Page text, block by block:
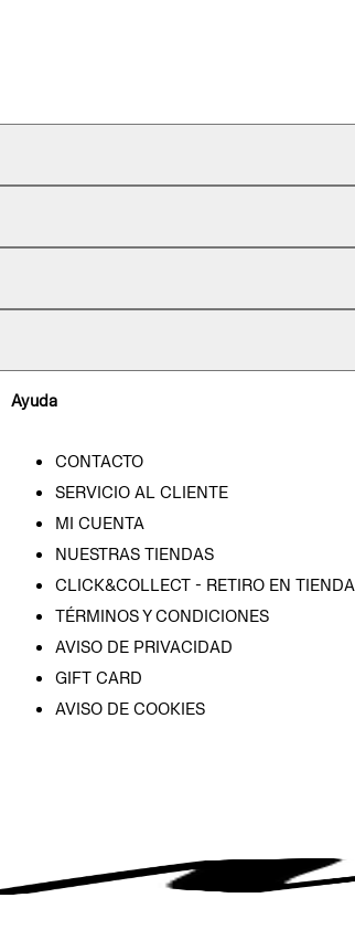
Ayuda
CONTACTO
SERVICIO AL CLIENTE
MI CUENTA
NUESTRAS TIENDAS
CLICK&COLLECT - RETIRO EN TIENDA
TÉRMINOS Y CONDICIONES
AVISO DE PRIVACIDAD
GIFT CARD
AVISO DE COOKIES